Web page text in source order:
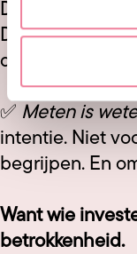
Door werk
Door oprechte
de medewerker.
✅ Meten is
intentie. Niet
begrijpen. En
Want wie
betrokkenheid.